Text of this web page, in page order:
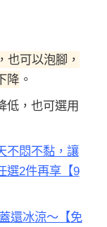
也可以泡腳，
降 。
低，也可選用
不悶不黏，讓
選2件再享【9
還冰涼～【免